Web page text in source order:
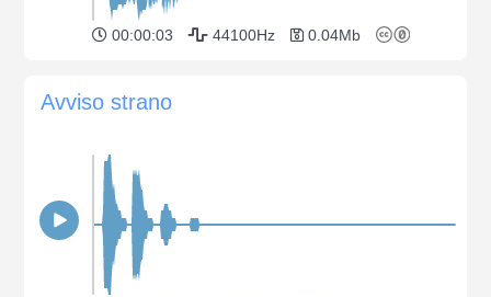
00:00:03 44100Hz 0.04Mb
Avviso strano